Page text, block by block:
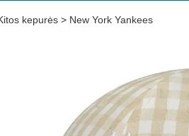
kepurės > New York Yankees